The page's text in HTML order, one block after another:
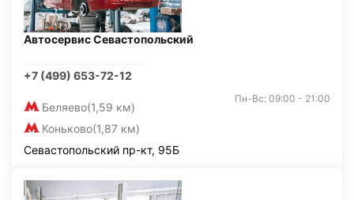
Автосервис Севастопольский
+7 (499) 653-72-12
Беляево(1,59 км)
Коньково(1,87 км)
Пн-Вс: 09:00 - 21:00
Севастопольский пр-кт, 95Б